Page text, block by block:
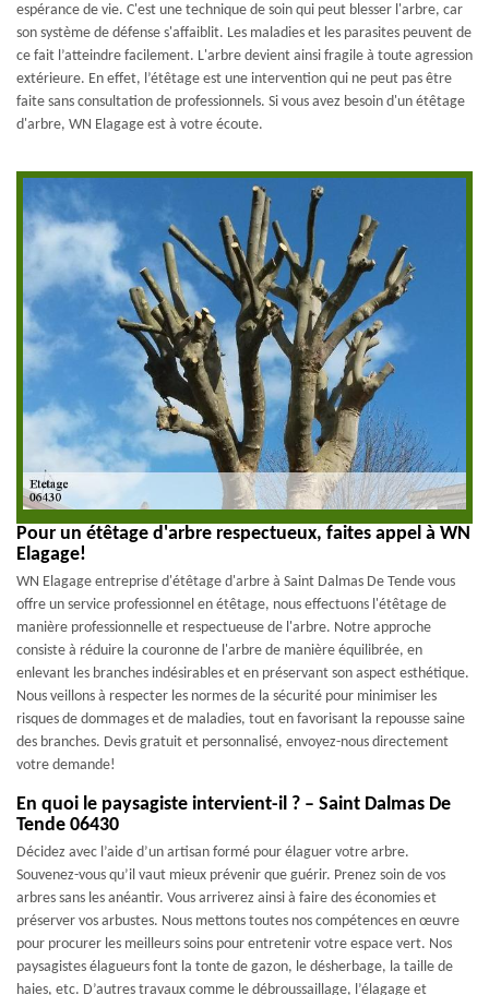
espérance de vie. C'est une technique de soin qui peut blesser l'arbre, car
son système de défense s'affaiblit. Les maladies et les parasites peuvent de
ce fait l’atteindre facilement. L'arbre devient ainsi fragile à toute agression
extérieure. En effet, l’étêtage est une intervention qui ne peut pas être
faite sans consultation de professionnels. Si vous avez besoin d'un étêtage
d'arbre, WN Elagage est à votre écoute.
Pour un étêtage d'arbre respectueux, faites appel à WN
Elagage!
WN Elagage entreprise d'étêtage d'arbre à Saint Dalmas De Tende vous
offre un service professionnel en étêtage, nous effectuons l'étêtage de
manière professionnelle et respectueuse de l'arbre. Notre approche
consiste à réduire la couronne de l'arbre de manière équilibrée, en
enlevant les branches indésirables et en préservant son aspect esthétique.
Nous veillons à respecter les normes de la sécurité pour minimiser les
risques de dommages et de maladies, tout en favorisant la repousse saine
des branches. Devis gratuit et personnalisé, envoyez-nous directement
votre demande!
En quoi le paysagiste intervient-il ? – Saint Dalmas De
Tende 06430
Décidez avec l’aide d’un artisan formé pour élaguer votre arbre.
Souvenez-vous qu’il vaut mieux prévenir que guérir. Prenez soin de vos
arbres sans les anéantir. Vous arriverez ainsi à faire des économies et
préserver vos arbustes. Nous mettons toutes nos compétences en œuvre
pour procurer les meilleurs soins pour entretenir votre espace vert. Nos
paysagistes élagueurs font la tonte de gazon, le désherbage, la taille de
haies, etc. D’autres travaux comme le débroussaillage, l’élagage et